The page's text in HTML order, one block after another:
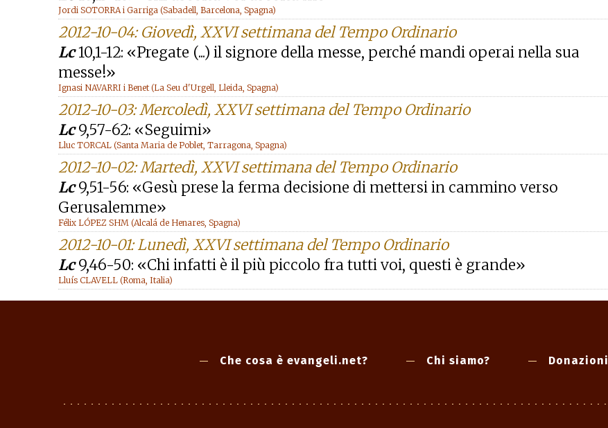
Jordi SOTORRA i Garriga (Sabadell, Barcelona, Spagna)
2012-10-04: Giovedì, XXVI settimana del Tempo Ordinario
Lc10,1-12: «Pregate (...) il signore della messe, perché mandi operai nella sua
messe!»
Ignasi NAVARRI i Benet (La Seu d'Urgell, Lleida, Spagna)
2012-10-03: Mercoledì, XXVI settimana del Tempo Ordinario
Lc9,57-62: «Seguimi»
Lluc TORCAL (Santa Maria de Poblet, Tarragona, Spagna)
2012-10-02: Martedì, XXVI settimana del Tempo Ordinario
Lc9,51-56: «Gesù prese la ferma decisione di mettersi in cammino verso
Gerusalemme»
Félix LÓPEZ SHM (Alcalá de Henares, Spagna)
2012-10-01: Lunedì, XXVI settimana del Tempo Ordinario
Lc9,46-50: «Chi infatti è il più piccolo fra tutti voi, questi è grande»
Lluís CLAVELL (Roma, Italia)
Che cosa è evangeli.net? Chi siamo? Donazioni